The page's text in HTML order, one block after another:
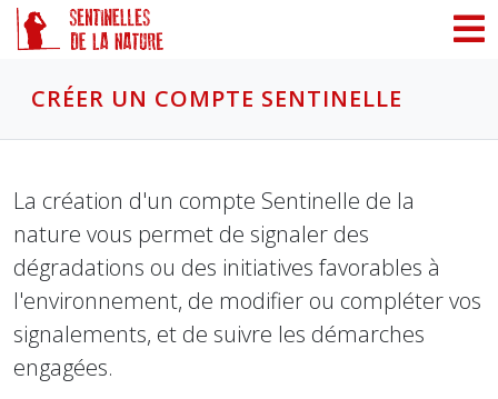
CRÉER UN COMPTE SENTINELLE
La création d'un compte Sentinelle de la
nature vous permet de signaler des
dégradations ou des initiatives favorables à
l'environnement, de modifier ou compléter vos
signalements, et de suivre les démarches
engagées.
Panneau de gestion des cookies